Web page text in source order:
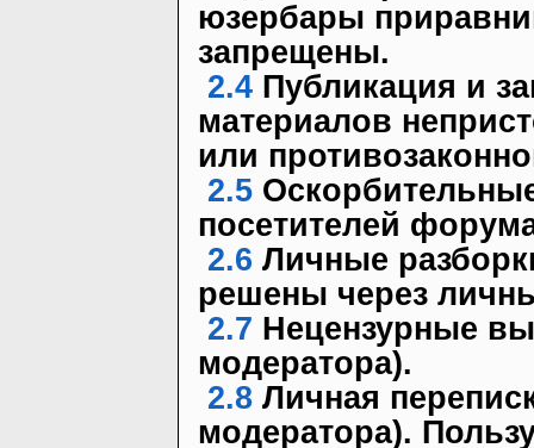
юзербары
запрещены.
2.4 Публикация и
материалов
или
2.5
посетителей
2.6 Личные
решены через
2.7 Нецензурные
модератора).
2.8 Личная
модератора).